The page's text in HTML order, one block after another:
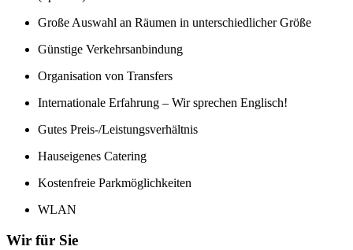
Große Auswahl an Räumen in unterschiedlicher Größe
Günstige Verkehrsanbindung
Organisation von Transfers
Internationale Erfahrung – Wir sprechen Englisch!
Gutes Preis-/Leistungsverhältnis
Hauseigenes Catering
Kostenfreie Parkmöglichkeiten
WLAN
Wir für Sie